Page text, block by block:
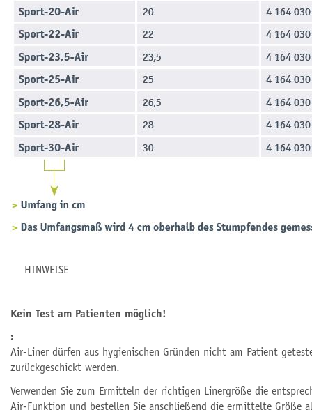
HINWEISE
Kein Test am Patienten möglich!
:
Air-Liner dürfen aus hygienischen Gründen nicht am Patient
zurückgeschickt werden.
Verwenden Sie zum Ermitteln der richtigen Linergröße die
Air-Funktion und bestellen Sie anschließend die ermittelte Größe